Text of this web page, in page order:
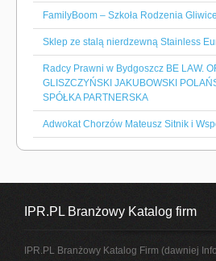
FamilyBoom – Szkoła Rodzenia
Sklep ze stalą nierdzewną Stainless
Radcy Prawni w Bydgoszcz BE LAW.
GLISZCZYŃSKI JAKUBOWSKI
SPÓŁKA PARTNERSKA
Adwokat Chorzów Mateusz Sitnik i
IPR.PL Branżowy Katalog firm
IPR.PL Branżowy Katalog Firm (dawniej